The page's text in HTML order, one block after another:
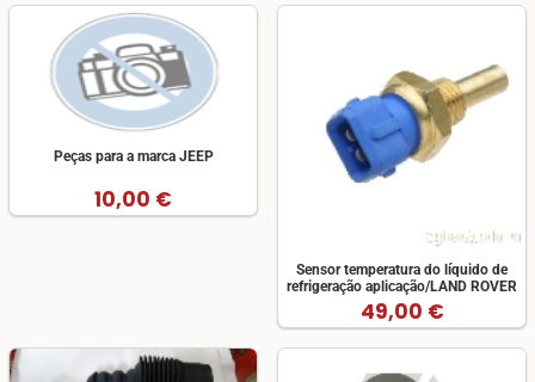
Peças para a marca JEEP
10,00 €
Sensor temperatura do líquido de
refrigeração aplicação/LAND ROVER
49,00 €